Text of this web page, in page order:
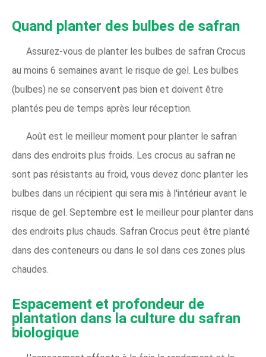
Quand planter des bulbes de safran
Assurez-vous de planter les bulbes de safran Crocus
au moins 6 semaines avant le risque de gel. Les bulbes
(bulbes) ne se conservent pas bien et doivent être
plantés peu de temps après leur réception.
Août est le meilleur moment pour planter le safran
dans des endroits plus froids. Les crocus au safran ne
sont pas résistants au froid, vous devez donc planter les
bulbes dans un récipient qui sera mis à l'intérieur avant le
risque de gel. Septembre est le meilleur pour planter dans
des endroits plus chauds. Safran Crocus peut être planté
dans des conteneurs ou dans le sol dans ces zones plus
chaudes.
Espacement et profondeur de
plantation dans la culture du safran
biologique